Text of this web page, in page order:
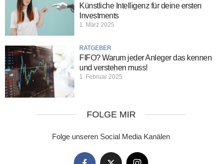
Künstliche Intelligenz für deine ersten
Investments
1. März 2025
RATGEBER
FIFO? Warum jeder Anleger das kennen
und verstehen muss!
1. Februar 2025
FOLGE MIR
Folge unseren Social Media Kanälen